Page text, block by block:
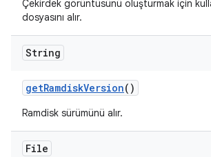
Çekirdek görüntüsünü oluşturmak için
dosyasını alır.
String
getRamdiskVersion()
Ramdisk sürümünü alır.
File